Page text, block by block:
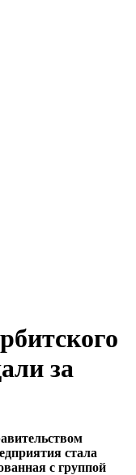
за
стала
с группой